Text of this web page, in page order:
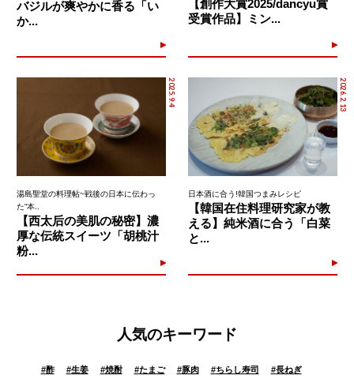
バジルが爽やかに香る「い
か...
【創作大賞2025/dancyu賞
受賞作品】ミン...
2025.9.4
湯島聖堂の料理帖~戦後の日本に伝わっ
た“本..
【西太后の美肌の秘密】濃
厚な伝統スイーツ「胡桃汁
粉...
2026.2.13
日本酒に合う!韓国つまみレシピ
【韓国在住料理研究家が教
える】純米酒に合う「白菜
と...
人気のキーワード
#酢 #生姜 #焼酎 #たまご #豚肉 #ちらし寿司 #長ねぎ